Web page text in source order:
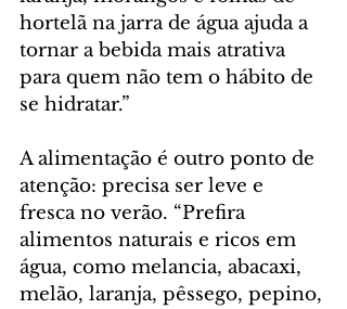
hortelã na jarra de água ajuda a
tornar a bebida mais atrativa
para quem não tem o hábito de
se hidratar.”
A alimentação é outro ponto de
atenção: precisa ser leve e
fresca no verão. “Prefira
alimentos naturais e ricos em
água, como melancia, abacaxi,
melão, laranja, pêssego, pepino,